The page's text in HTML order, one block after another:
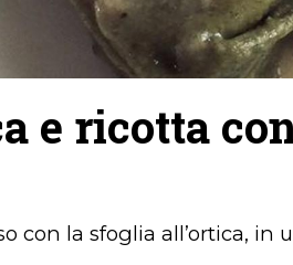
e ricotta
con la sfoglia all’ortica,